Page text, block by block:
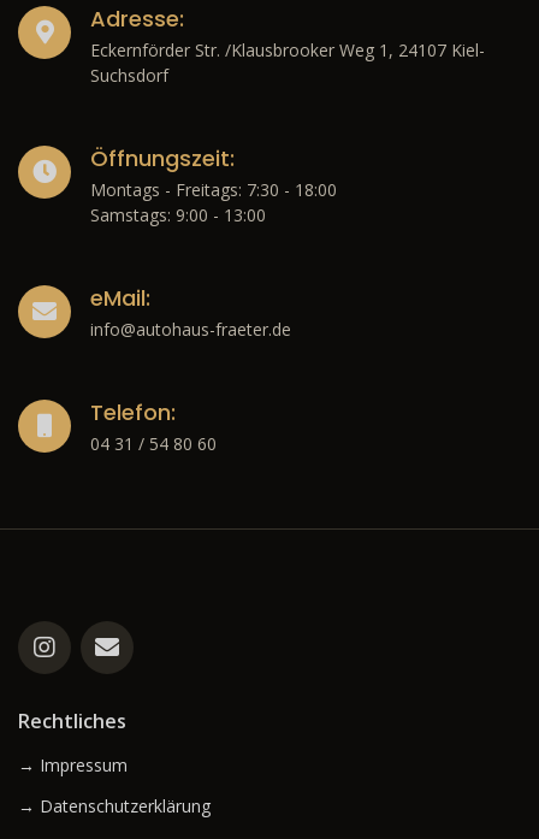
Adresse:
Eckernförder Str. /Klausbrooker Weg 1, 24107 Kiel-
Suchsdorf
Öffnungszeit:
Montags - Freitags: 7:30 - 18:00
Samstags: 9:00 - 13:00
eMail:
info@autohaus-fraeter.de
Telefon:
04 31 / 54 80 60
Rechtliches
→ Impressum
→ Datenschutzerklärung